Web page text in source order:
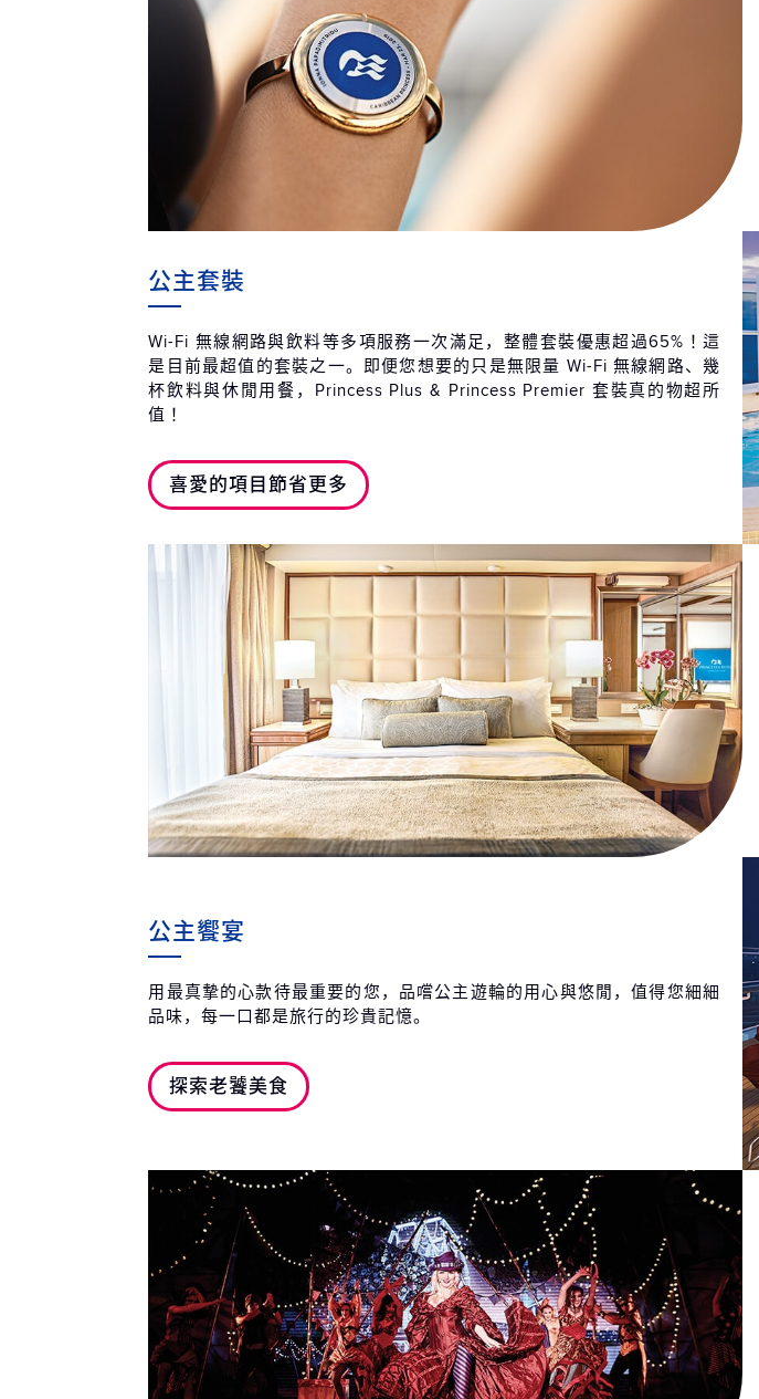
公主套裝
Wi-Fi 無線網路與飲料等多項服務一次滿足，整體套裝優惠超過65%！這
是目前最超值的套裝之一。即便您想要的只是無限量 Wi-Fi 無線網路、幾
杯飲料與休閒用餐，Princess Plus & Princess Premier 套裝真的物超所
值！
喜愛的項目節省更多
公主饗宴
用最真摯的心款待最重要的您，品嚐公主遊輪的用心與悠閒，值得您細細
品味，每一口都是旅行的珍貴記憶。
探索老饕美食